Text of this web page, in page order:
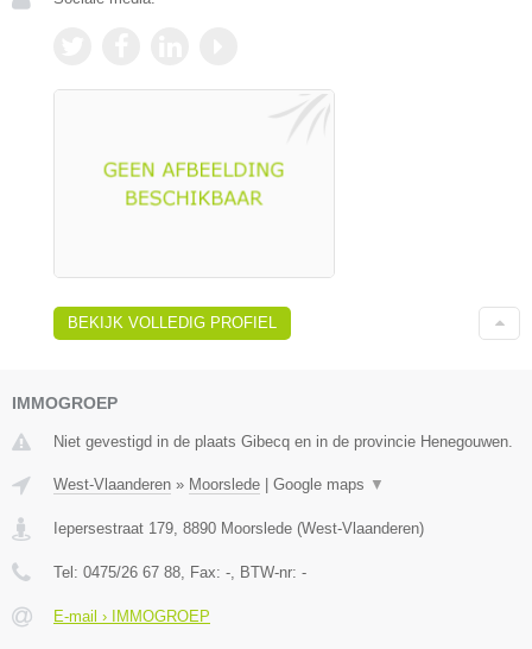
BEKIJK VOLLEDIG PROFIEL
IMMOGROEP
Niet gevestigd in de plaats Gibecq en in de provincie Henegouwen.
West-Vlaanderen » Moorslede Google maps ▼
Iepersestraat 179 8890 Moorslede (West-Vlaanderen)
Tel: 0475/26 67 88 , Fax: - , BTW-nr: -
E-mail › IMMOGROEP